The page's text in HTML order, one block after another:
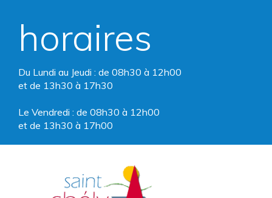
horaires
Du Lundi au Jeudi : de 08h30 à 12h00
et de 13h30 à 17h30
Le Vendredi : de 08h30 à 12h00
et de 13h30 à 17h00